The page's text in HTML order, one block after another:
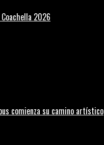
2026
comienza su camino artístico